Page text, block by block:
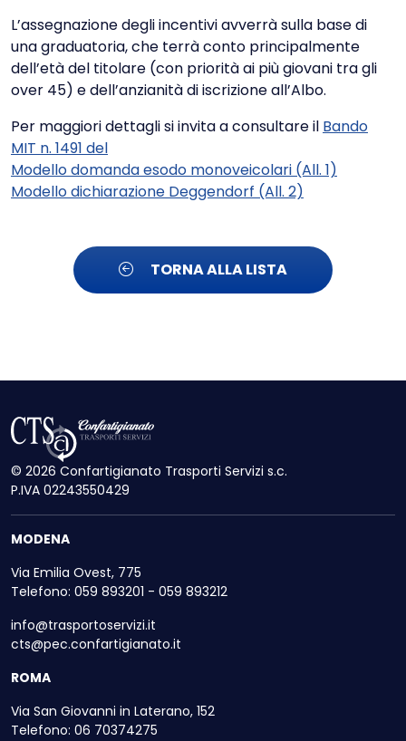
L’assegnazione degli incentivi avverrà sulla base di
una graduatoria, che terrà conto principalmente
dell’età del titolare (con priorità ai più giovani tra gli
over 45) e dell’anzianità di iscrizione all’Albo.
Per maggiori dettagli si invita a consultare il Bando
MIT n. 1491 del
Modello domanda esodo monoveicolari (All. 1)
Modello dichiarazione Deggendorf (All. 2)
TORNA ALLA LISTA
© 2026 Confartigianato Trasporti Servizi s.c.
P.IVA 02243550429
MODENA
Via Emilia Ovest, 775
Telefono: 059 893201 - 059 893212
info@trasportoservizi.it
cts@pec.confartigianato.it
ROMA
Via San Giovanni in Laterano, 152
Telefono: 06 70374275